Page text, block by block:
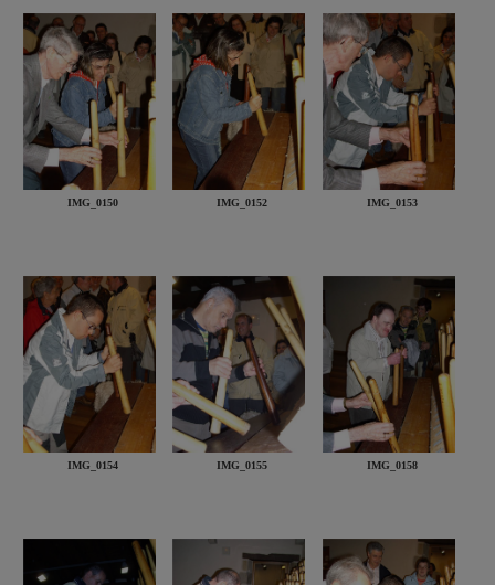
IMG_0150 IMG_0152 IMG_0153
IMG_0154 IMG_0155 IMG_0158